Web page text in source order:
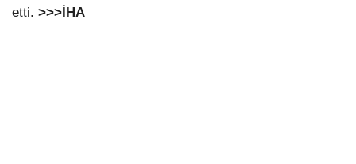
etti. >>>İHA